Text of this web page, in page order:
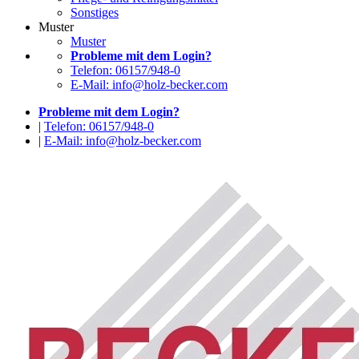
Sonstiges
Muster
Muster
Probleme mit dem Login?
Telefon: 06157/948-0
E-Mail: info@holz-becker.com
Probleme mit dem Login?
| Telefon: 06157/948-0
| E-Mail: info@holz-becker.com